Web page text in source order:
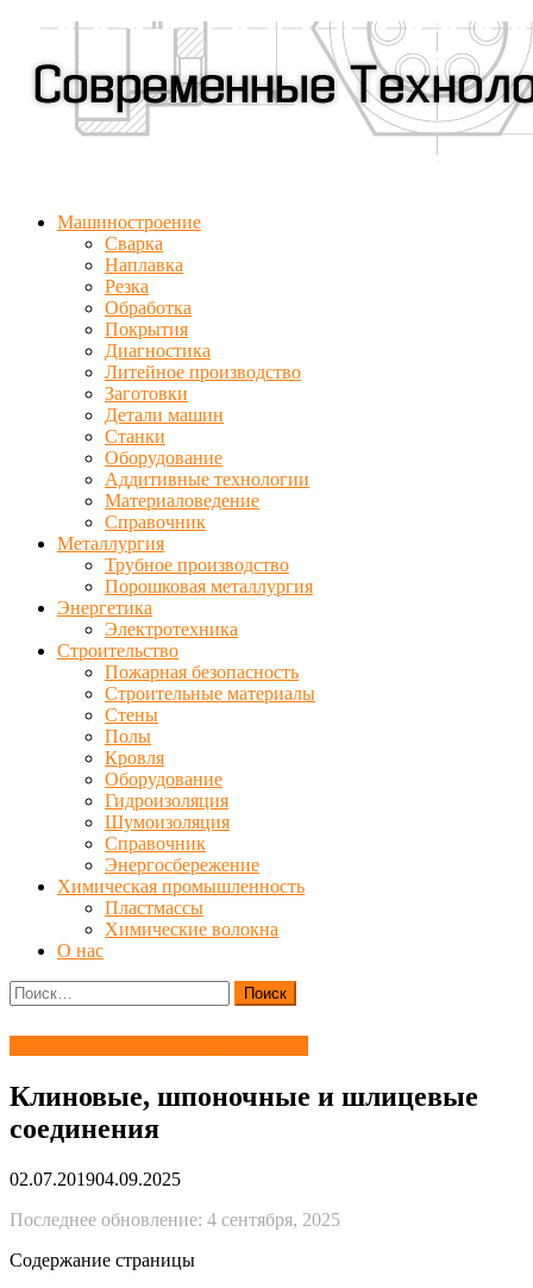
Машиностроение
Сварка
Наплавка
Резка
Обработка
Покрытия
Диагностика
Литейное производство
Заготовки
Детали машин
Станки
Оборудование
Аддитивные технологии
Материаловедение
Справочник
Металлургия
Трубное производство
Порошковая металлургия
Энергетика
Электротехника
Строительство
Пожарная безопасность
Строительные материалы
Стены
Полы
Кровля
Оборудование
Гидроизоляция
Шумоизоляция
Справочник
Энергосбережение
Химическая промышленность
Пластмассы
Химические волокна
О нас
Найти:
Клиновые, шпоночные и шлицевые
соединения
02.07.201904.09.2025
Последнее обновление: 4 сентября, 2025
Содержание страницы